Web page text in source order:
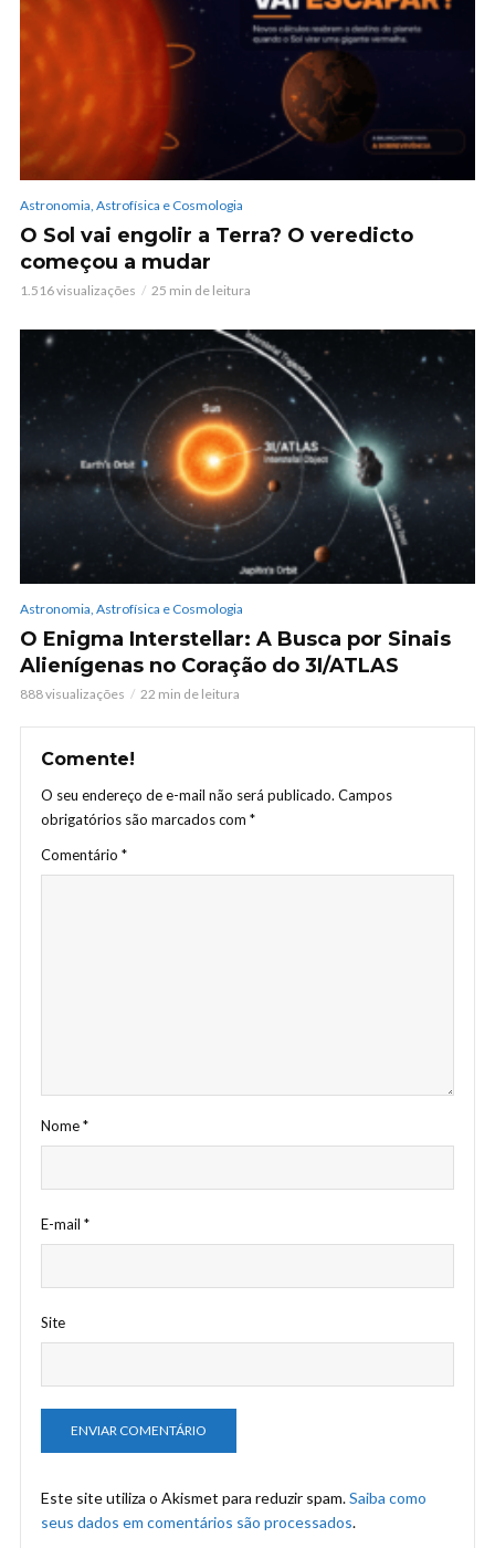
Astronomia, Astrofísica e Cosmologia
O Sol vai engolir a Terra? O veredicto
começou a mudar
1.516 visualizações 25 min de leitura
Astronomia, Astrofísica e Cosmologia
O Enigma Interstellar: A Busca por Sinais
Alienígenas no Coração do 3I/ATLAS
888 visualizações 22 min de leitura
Comente!
O seu endereço de e-mail não será publicado. Campos
obrigatórios são marcados com *
Comentário *
Nome*
E-mail *
Site
Este site utiliza o Akismet para reduzir spam.Saiba como
seus dados em comentários são processados.